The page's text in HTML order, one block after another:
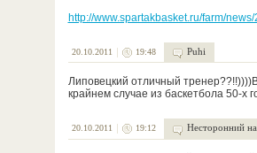
http://www.spartakbasket.ru/farm/
20.10.2011 19:48 Puhi
Липовецкий отличный
крайнем случае из баскетбола 50-х
20.10.2011 19:12 Несторонний